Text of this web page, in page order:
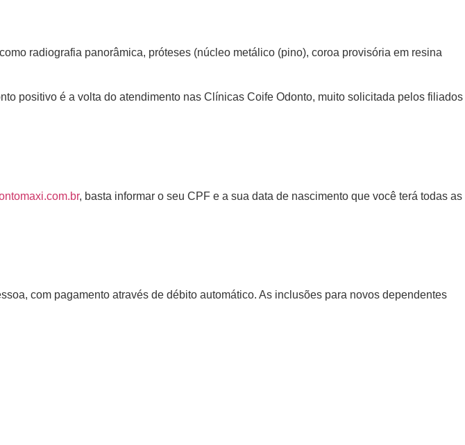
radiografia panorâmica, próteses (núcleo metálico (pino), coroa provisória em resina
positivo é a volta do atendimento nas Clínicas Coife Odonto, muito solicitada pelos filiados
, basta informar o seu CPF e a sua data de nascimento que você terá todas as
com pagamento através de débito automático. As inclusões para novos dependentes